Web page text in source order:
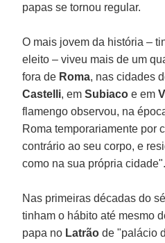
papas se tornou regular.
O mais jovem da história –
eleito – viveu mais de um
fora de Roma, nas cidades
Castelli, emSubiaco e em
flamengo observou, na
Roma temporariamente por
contrário ao seu corpo, e
como na sua própria cidade".
Nas primeiras décadas do
tinham o hábito até mesmo
papa no Latrão de "palácio